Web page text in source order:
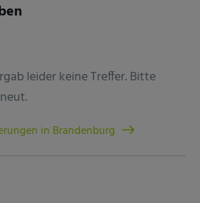
leider keine Treffer. Bitte
in Brandenburg